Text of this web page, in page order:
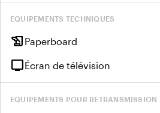
EQUIPEMENTS TECHNIQUES
history_edu Paperboard
tvÉcran de télévision
EQUIPEMENTS POUR RETRANSMISSION